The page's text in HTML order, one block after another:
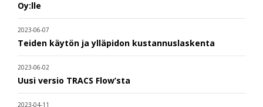
Oy:lle
2023-06-07
Teiden käytön ja ylläpidon kustannuslaskenta
2023-06-02
Uusi versio TRACS Flow’sta
2023-04-11